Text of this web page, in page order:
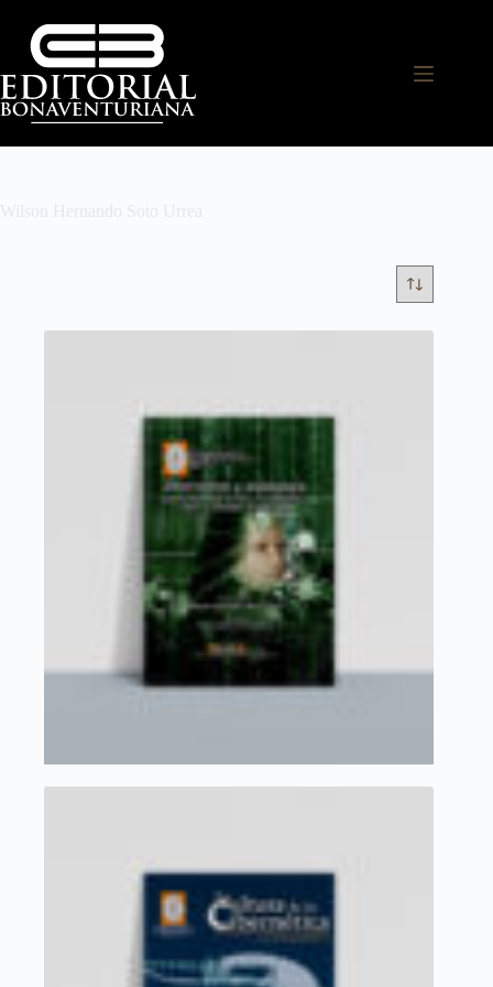
Wilson Hernando Soto Urrea